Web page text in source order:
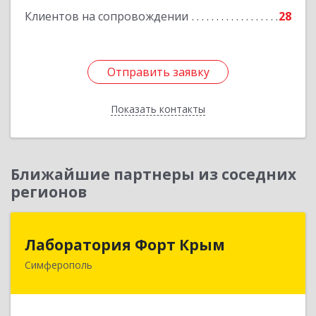
Клиентов на сопровождении 28
Отправить заявку
Показать контакты
Отправить заявку
Назад
Ближайшие партнеры из соседних
регионов
Лаборатория Форт Крым
Симферополь
295034, Крым Респ, Симферополь г, Киевская